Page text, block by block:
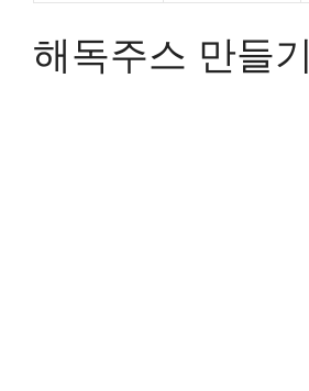
해독주스 만들기